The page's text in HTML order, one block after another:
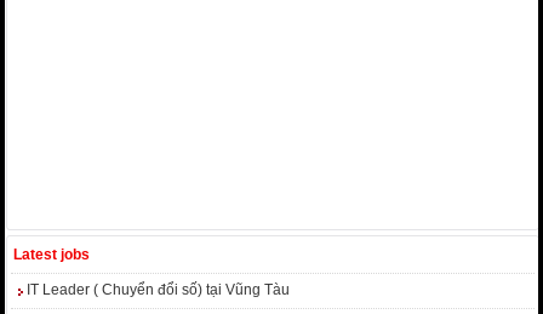
Latest jobs
IT Leader ( Chuyển đổi số) tại Vũng Tàu